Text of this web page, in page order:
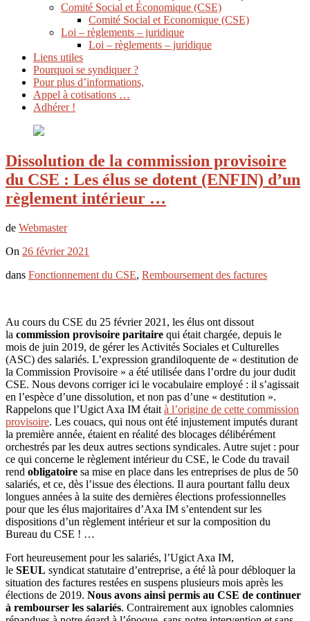
Comité Social et Économique (CSE)
Comité Social et Economique (CSE)
Loi – règlements – juridique
Loi – règlements – juridique
Liens utiles
Pourquoi se syndiquer ?
Pour plus d’informations,
Appel à cotisations …
Adhérer !
Dissolution de la commission provisoire
du CSE : Les élus se dotent (ENFIN) d’un
règlement intérieur …
de Webmaster
On 26 février 2021
dans Fonctionnement du CSE, Remboursement des factures
Au cours du CSE du 25 février 2021, les élus ont dissout
la commission provisoire paritaire qui était chargée, depuis le
mois de juin 2019, de gérer les Activités Sociales et Culturelles
(ASC) des salariés. L’expression grandiloquente de « destitution de
la Commission Provisoire » a été utilisée dans l’ordre du jour dudit
CSE. Nous devons corriger ici le vocabulaire employé : il s’agissait
en l’espèce d’une dissolution, et non pas d’une « destitution ».
Rappelons que l’Ugict Axa IM était à l’origine de cette commission
provisoire. Les couacs, qui nous ont été injustement imputés durant
la première année, étaient en réalité des blocages délibérément
orchestrés par les deux autres sections syndicales. Autre sujet : pour
ce qui concerne le règlement intérieur du CSE, le Code du travail
rend obligatoire sa mise en place dans les entreprises de plus de 50
salariés, et ce, dès l’issue des élections. Il aura pourtant fallu deux
longues années à la suite des dernières élections professionnelles
pour que les élus majoritaires d’Axa IM s’entendent sur les
dispositions d’un règlement intérieur et sur la composition du
Bureau du CSE ! …
Fort heureusement pour les salariés, l’Ugict Axa IM,
le SEUL syndicat statutaire d’entreprise, a été là pour débloquer la
situation des factures restées en suspens plusieurs mois après les
élections de 2019. Nous avons ainsi permis au CSE de continuer
à rembourser les salariés. Contrairement aux ignobles calomnies